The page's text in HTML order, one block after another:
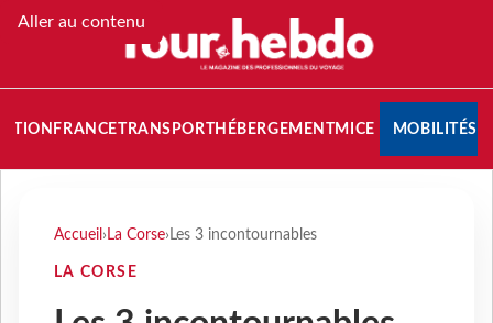
Aller au contenu
FRANCETRANSPORT HÉBERGEMENTMICE MOBILITÉS
Accueil › La Corse› Les 3 incontournables
LA CORSE